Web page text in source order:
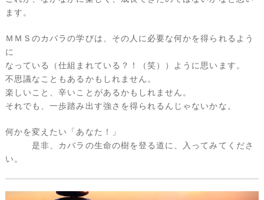
ます。
ＭＭＳのカバラの学びは、その人に必要な何かを得られるよう
に
なっている（仕組まれている？！（笑））ように思います。
不思議なこともあるかもしれません。
楽しいこと、辛いことがあるかもしれません。
それでも、一歩踏み出す強さを得られるんじゃないかな。
何かを変えたい「あなた！」
是非、カバラの生命の樹を登る道に、入ってみてくださ
い。